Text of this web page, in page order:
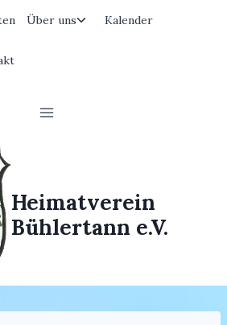
Über uns
Untermenü
Kalender
Heimatverein
Bühlertann e.V.